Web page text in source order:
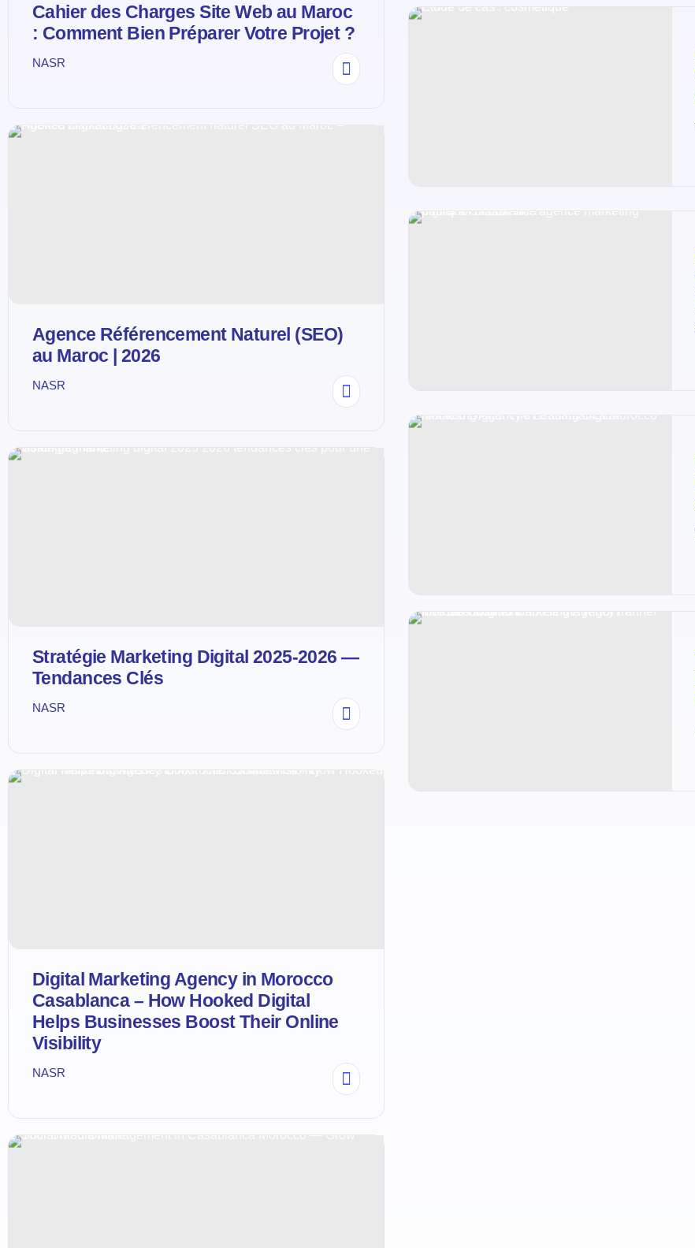
Cahier des Charges Site Web au Maroc
: Comment Bien Préparer Votre Projet ?
NASR
Agence Référencement Naturel (SEO)
au Maroc | 2026
NASR
Stratégie Marketing Digital 2025-2026 —
Tendances Clés
NASR
Digital Marketing Agency in Morocco
Casablanca – How Hooked Digital
Helps Businesses Boost Their Online
Visibility
NASR